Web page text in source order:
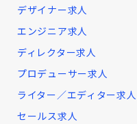
デザイナー求人
エンジニア求人
ディレクター求人
プロデューサー求人
ライター／エディター求人
セールス求人